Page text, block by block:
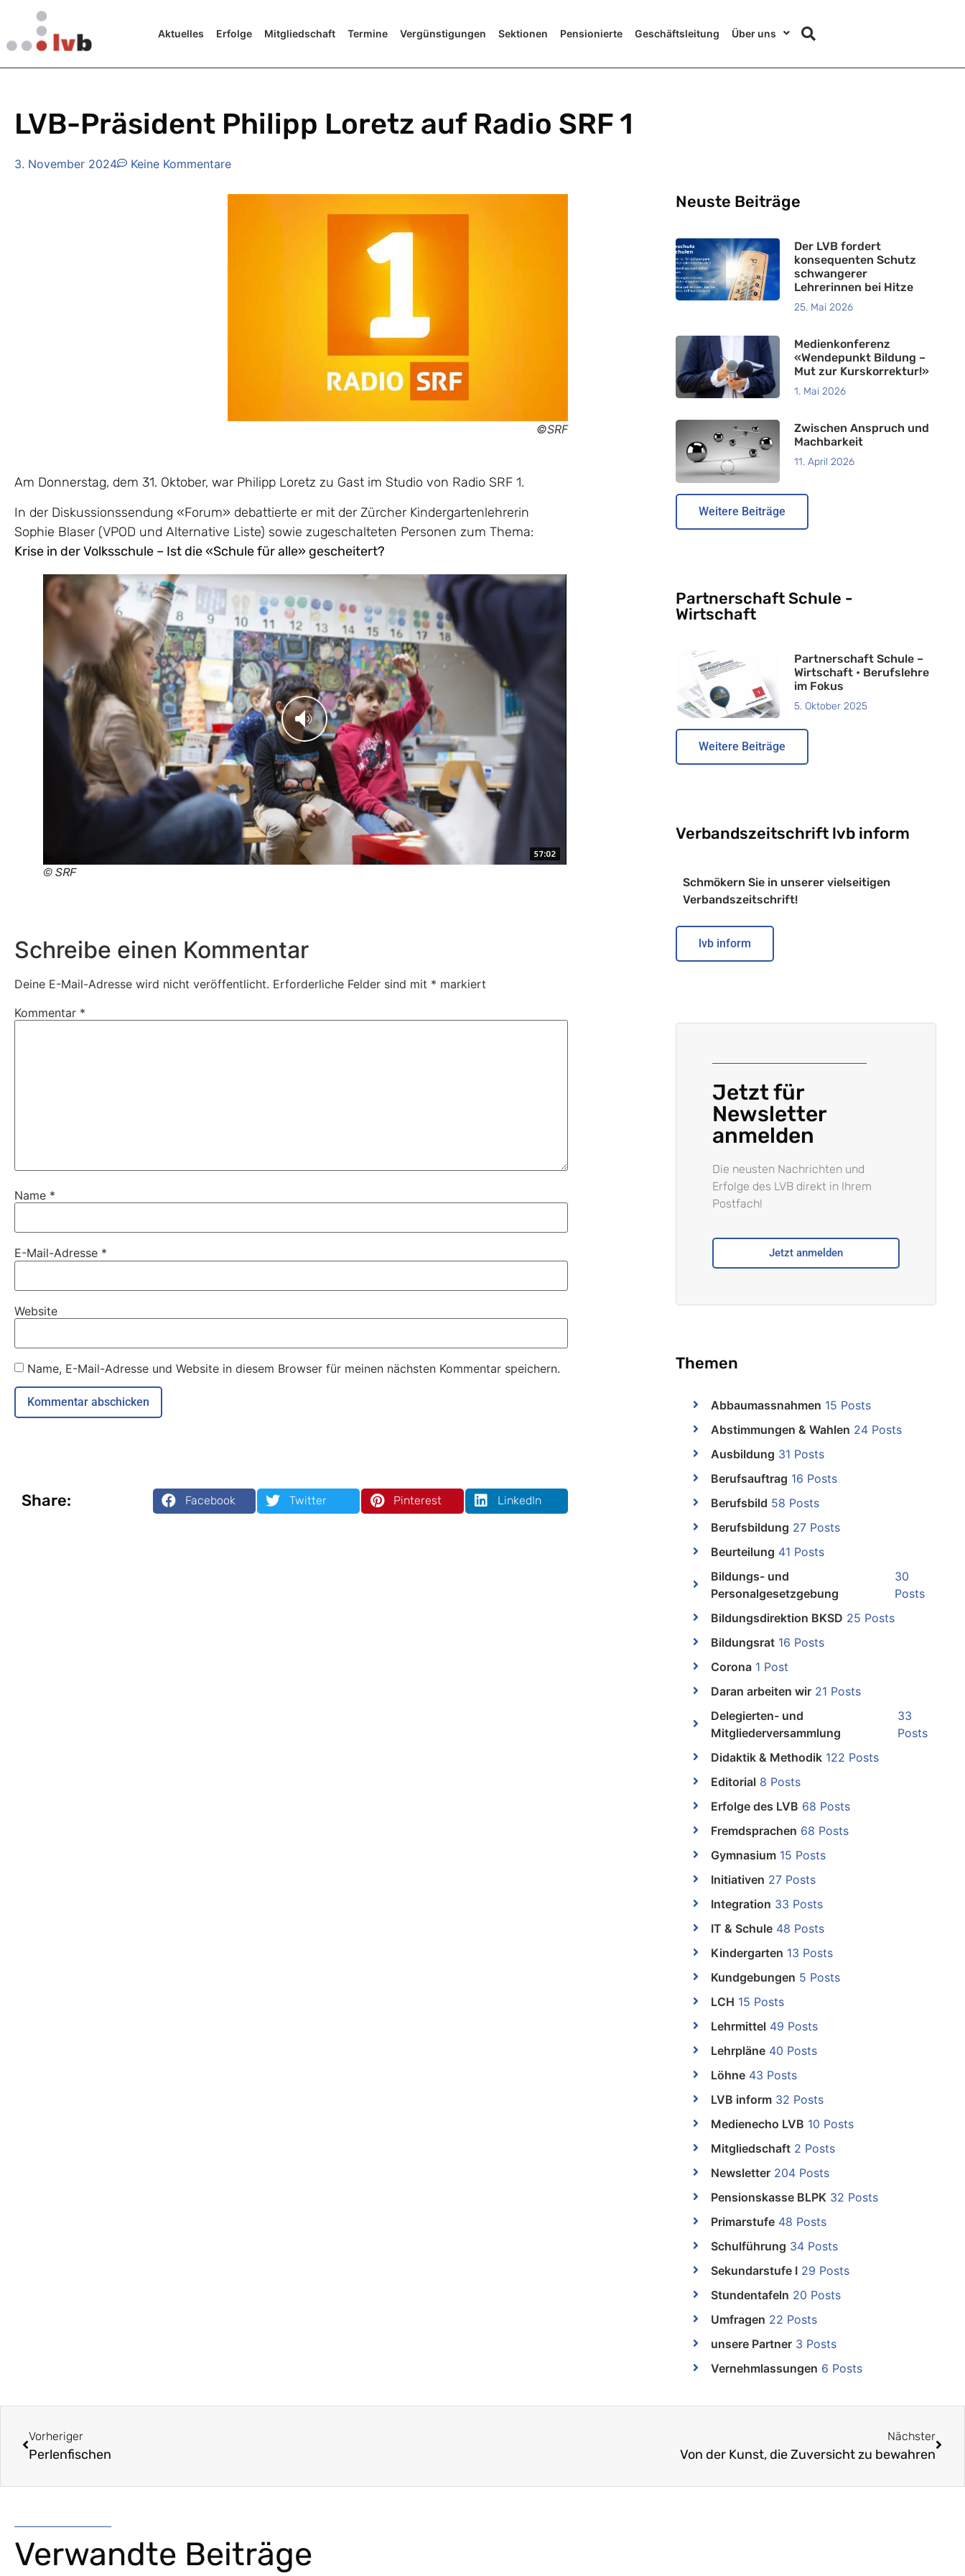
Aktuelles Erfolge Mitgliedschaft Termine Vergünstigungen Sektionen Pensionierte Geschäftsleitung Über uns
LVB-Präsident Philipp Loretz auf Radio SRF 1
3. November 2024 Keine Kommentare
©SRF
Am Donnerstag, dem 31. Oktober, war Philipp Loretz zu Gast im Studio von Radio SRF 1.
In der Diskussionssendung «Forum» debattierte er mit der Zürcher Kindergartenlehrerin
Sophie Blaser (VPOD und Alternative Liste) sowie zugeschalteten Personen zum Thema:
Krise in der Volksschule – Ist die «Schule für alle» gescheitert?
© SRF
Schreibe einen Kommentar
Deine E-Mail-Adresse wird nicht veröffentlicht. Erforderliche Felder sind mit * markiert
Kommentar *
Name *
E-Mail-Adresse *
Website
Name, E-Mail-Adresse und Website in diesem Browser für meinen nächsten Kommentar speichern.
Share: Facebook Twitter Pinterest LinkedIn
Neuste Beiträge
Der LVB fordert
konsequenten Schutz
schwangerer
Lehrerinnen bei Hitze
25. Mai 2026
Medienkonferenz
«Wendepunkt Bildung –
Mut zur Kurskorrektur!»
1. Mai 2026
Zwischen Anspruch und
Machbarkeit
11. April 2026
Weitere Beiträge
Partnerschaft Schule -
Wirtschaft
Partnerschaft Schule –
Wirtschaft • Berufslehre
im Fokus
5. Oktober 2025
Weitere Beiträge
Verbandszeitschrift lvb inform
Schmökern Sie in unserer vielseitigen
Verbandszeitschrift!
lvb inform
Jetzt für
Newsletter
anmelden
Die neusten Nachrichten und
Erfolge des LVB direkt in Ihrem
Postfach!
Jetzt anmelden
Themen
Abbaumassnahmen 15 Posts
Abstimmungen & Wahlen 24 Posts
Ausbildung 31 Posts
Berufsauftrag 16 Posts
Berufsbild 58 Posts
Berufsbildung 27 Posts
Beurteilung 41 Posts
Bildungs- und
Personalgesetzgebung
30
Posts
Bildungsdirektion BKSD 25 Posts
Bildungsrat 16 Posts
Corona 1 Post
Daran arbeiten wir 21 Posts
Delegierten- und
Mitgliederversammlung
33
Posts
Didaktik & Methodik 122 Posts
Editorial 8 Posts
Erfolge des LVB 68 Posts
Fremdsprachen 68 Posts
Gymnasium 15 Posts
Initiativen 27 Posts
Integration 33 Posts
IT & Schule 48 Posts
Kindergarten 13 Posts
Kundgebungen 5 Posts
LCH 15 Posts
Lehrmittel 49 Posts
Lehrpläne 40 Posts
Löhne 43 Posts
LVB inform 32 Posts
Medienecho LVB 10 Posts
Mitgliedschaft 2 Posts
Newsletter 204 Posts
Pensionskasse BLPK 32 Posts
Primarstufe 48 Posts
Schulführung 34 Posts
Sekundarstufe I 29 Posts
Stundentafeln 20 Posts
Umfragen 22 Posts
unsere Partner 3 Posts
Vernehmlassungen 6 Posts
Vorheriger
Perlenfischen
Nächster
Von der Kunst, die Zuversicht zu bewahren
Verwandte Beiträge